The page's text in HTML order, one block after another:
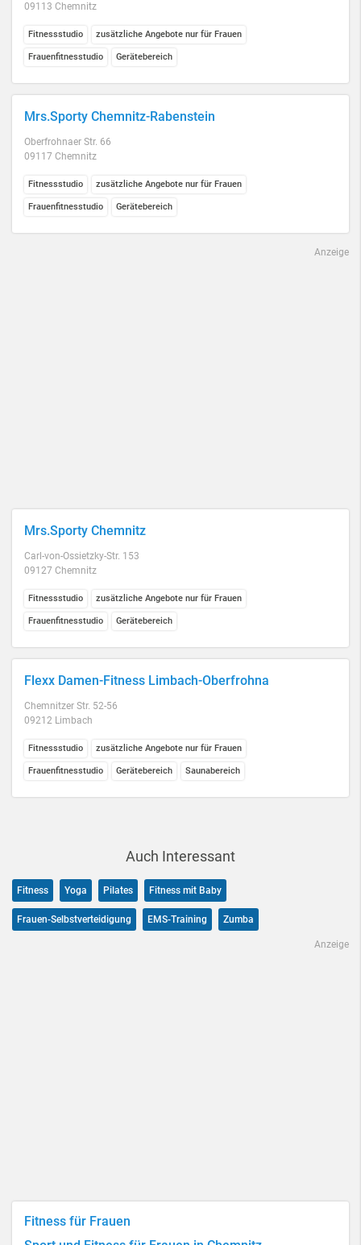
Fitness für Frauen
09113 Chemnitz
Fitnessstudio zusätzliche Angebote nur für Frauen
Frauenfitnesstudio Gerätebereich
Mrs.Sporty Chemnitz-Rabenstein
Oberfrohnaer Str. 66
09117 Chemnitz
Fitnessstudio zusätzliche Angebote nur für Frauen
Frauenfitnesstudio Gerätebereich
Anzeige
Mrs.Sporty Chemnitz
Carl-von-Ossietzky-Str. 153
09127 Chemnitz
Fitnessstudio zusätzliche Angebote nur für Frauen
Frauenfitnesstudio Gerätebereich
Flexx Damen-Fitness Limbach-Oberfrohna
Chemnitzer Str. 52-56
09212 Limbach
Fitnessstudio zusätzliche Angebote nur für Frauen
Frauenfitnesstudio Gerätebereich Saunabereich
Auch Interessant
Fitness Yoga Pilates Fitness mit Baby
Frauen-Selbstverteidigung EMS-Training Zumba
Anzeige